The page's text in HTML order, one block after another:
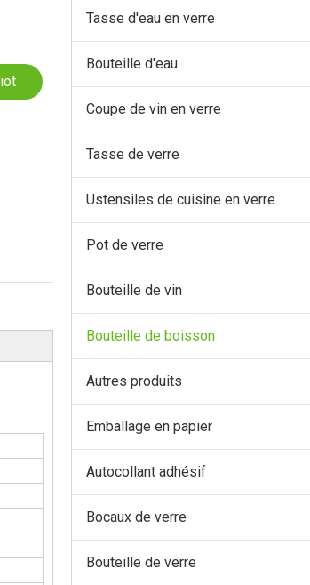
Tasse d'eau en verre
Bouteille d'eau
Coupe de vin en verre
Tasse de verre
Ustensiles de cuisine en verre
Pot de verre
Bouteille de vin
Bouteille de boisson
Autres produits
Emballage en papier
Autocollant adhésif
Bocaux de verre
Bouteille de verre